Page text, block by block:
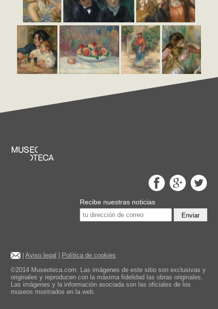
Recibe nuestras noticias
Enviar
|Aviso legal
Política de cookies
©2014 Museoteca.com. Las imágenes de este sitio son exclusivas y
originales y reproducen con la máxima fidelidad las obras originales.
Las imágenes y la información asociada son las oficiales de los
museos mostrados en la web.